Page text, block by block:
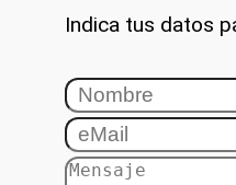
Indica tus datos